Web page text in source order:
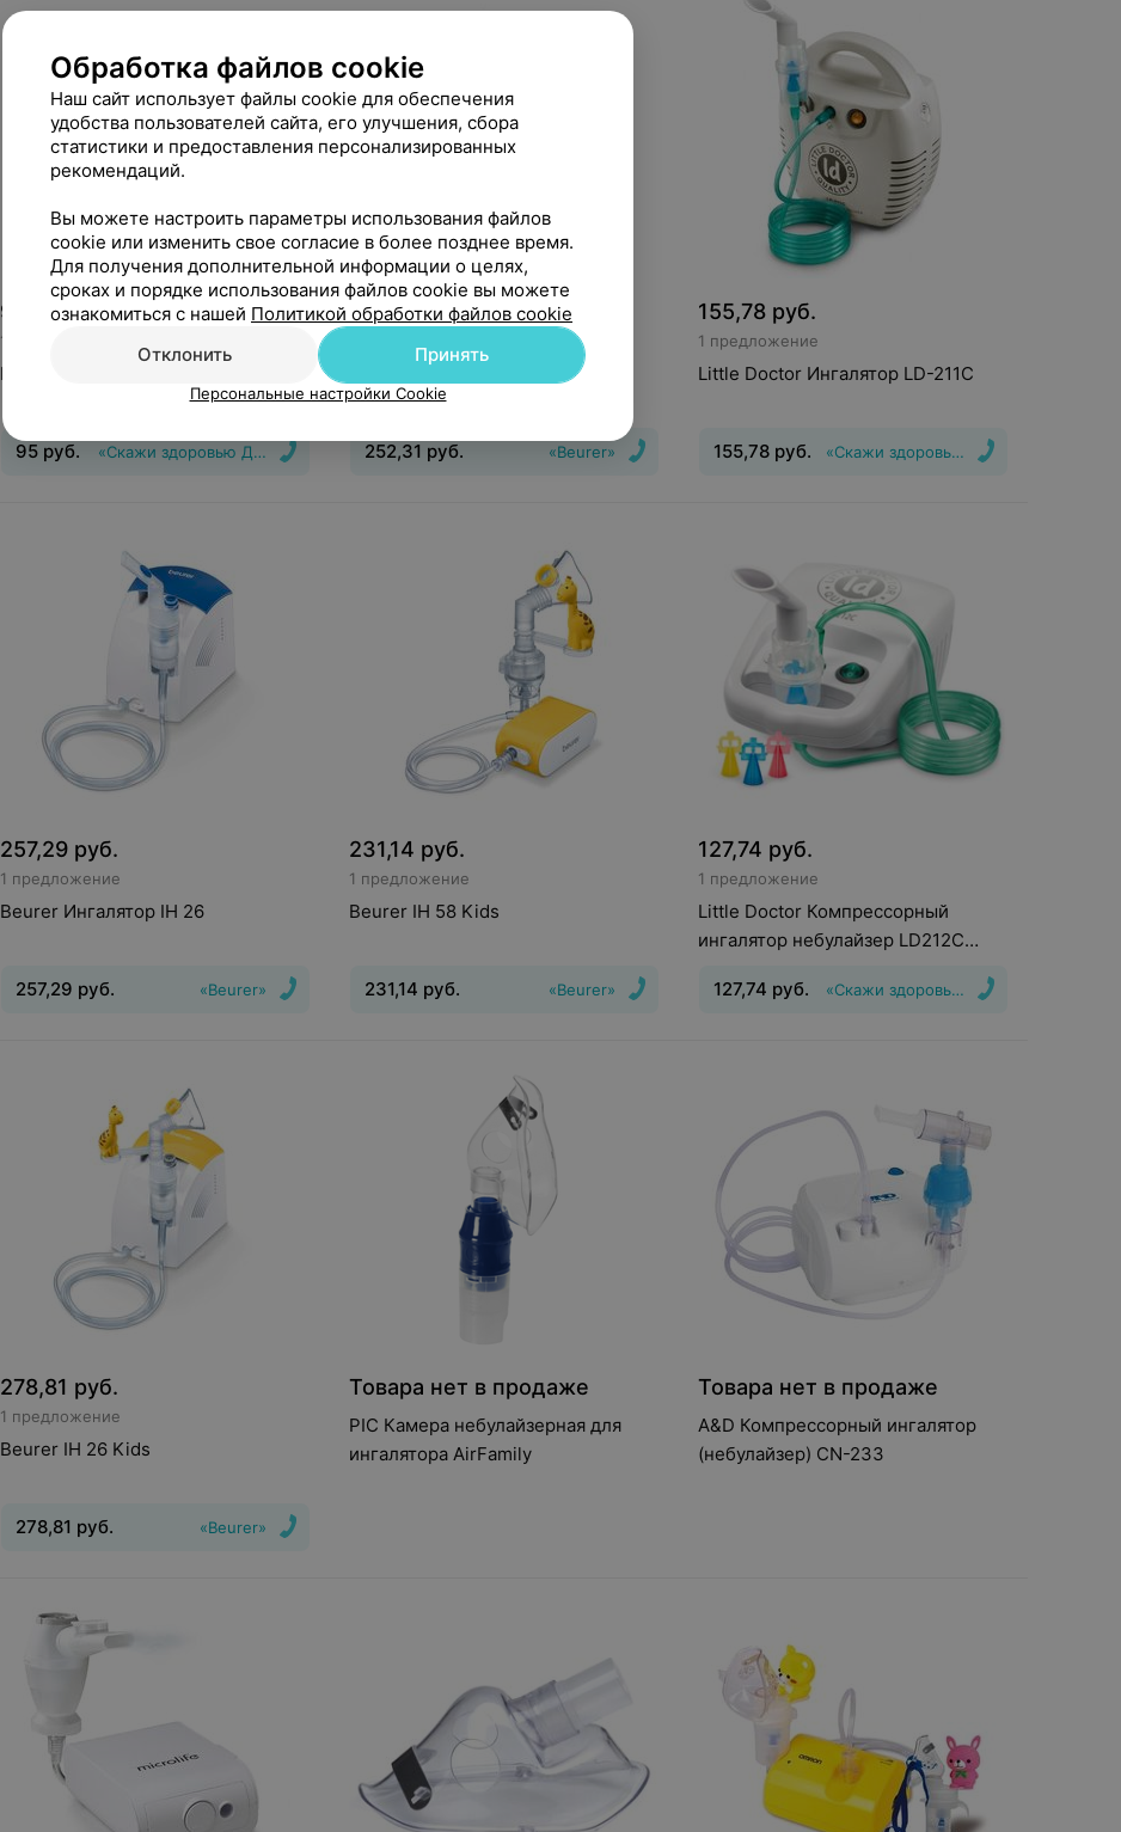
95 руб.
1 предложение
Little Doctor Ингалятор LD-221C
«Скажи здоровью Да!»
95 руб.
252,31 руб.
«Beurer»
252,31 руб.
155,78 руб.
1 предложение
Little Doctor Ингалятор LD-211C
«Скажи здоровью Да!»
155,78 руб.
257,29 руб.
1 предложение
Beurer Ингалятор IH 26
«Beurer»
257,29 руб.
231,14 руб.
1 предложение
Beurer IH 58 Kids
«Beurer»
231,14 руб.
127,74 руб.
1 предложение
Little Doctor Компрессорный
ингалятор небулайзер LD212C
«Скажи здоровью Да!»
127,74 руб.
278,81 руб.
1 предложение
Beurer IH 26 Kids
«Beurer»
278,81 руб.
Товара нет в продаже
PIC Камера небулайзерная для
ингалятора AirFamily
Товара нет в продаже
A&D Компрессорный ингалятор
(небулайзер) CN-233
Обработка файлов cookie
Наш сайт использует файлы cookie для обеспечения
удобства пользователей сайта, его улучшения, сбора
статистики и предоставления персонализированных
рекомендаций.
Вы можете настроить параметры использования файлов
cookie или изменить свое согласие в более позднее время.
Для получения дополнительной информации о целях,
сроках и порядке использования файлов cookie вы можете
ознакомиться с нашей Политикой обработки файлов cookie
Отклонить
Принять
Персональные настройки Cookie